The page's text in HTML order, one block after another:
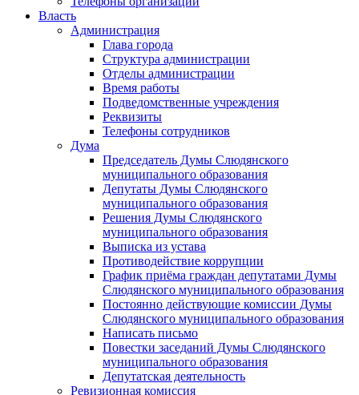
Власть
Администрация
Глава города
Структура администрации
Отделы администрации
Время работы
Подведомственные учреждения
Реквизиты
Телефоны сотрудников
Дума
Председатель Думы Слюдянского
муниципального образования
Депутаты Думы Слюдянского
муниципального образования
Решения Думы Слюдянского
муниципального образования
Выписка из устава
Противодействие коррупции
График приёма граждан депутатами Думы
Слюдянского муниципального образования
Постоянно действующие комиссии Думы
Слюдянского муниципального образования
Написать письмо
Повестки заседаний Думы Слюдянского
муниципального образования
Депутатская деятельность
Ревизионная комиссия